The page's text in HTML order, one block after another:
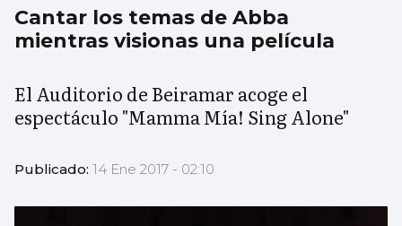
Cantar los temas de Abba
mientras visionas una película
El Auditorio de Beiramar acoge el
espectáculo "Mamma Mía! Sing Alone"
Publicado: 14 Ene 2017 - 02:10